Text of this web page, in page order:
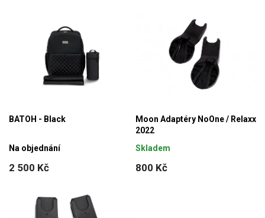
BATOH - Black
2 500 Kč
Na objednání
Moon Adaptéry NoOne / Relaxx
2022
800 Kč
Skladem